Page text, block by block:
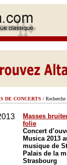
DE CONCERTS / Recherche
Masses
folie
Concert
Musica 2013
musique de
Palais de la
Strasbourg